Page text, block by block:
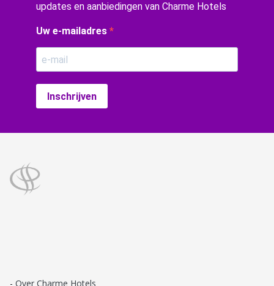
updates en aanbiedingen van Charme Hotels
Uw e-mailadres
Inschrijven
Over Charme Hotels